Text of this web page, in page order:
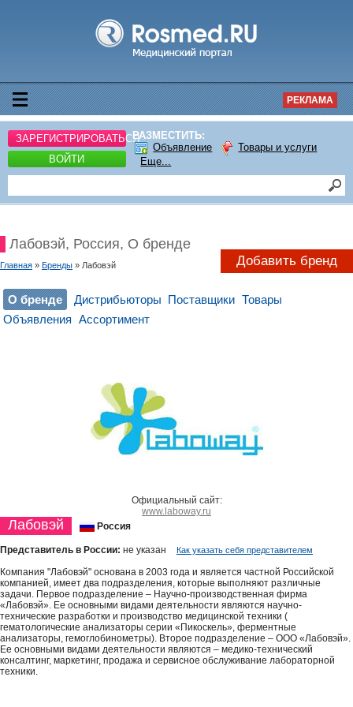
РЕКЛАМА
ЗАРЕГИСТРИРОВАТЬСЯ
ВОЙТИ
РАЗМЕСТИТЬ:
Объявление
Товары и услуги
Еще...
Лабовэй, Россия, О бренде
Главная » Бренды » Лабовэй Добавить бренд
О бренде Дистрибьюторы Поставщики Товары
Объявления Ассортимент
Официальный сайт:
www.laboway.ru
Лабовэй Россия
Представитель в России: не указан Как указать себя представителем
Компания "Лабовэй" основана в 2003 года и является частной Российской
компанией, имеет два подразделения, которые выполняют различные
задачи. Первое подразделение – Научно-производственная фирма
«Лабовэй». Ее основными видами деятельности являются научно-
технические разработки и производство медицинской техники (
гематологические анализаторы серии «Пикоскель», ферментные
анализаторы, гемоглобинометры). Второе подразделение – ООО «Лабовэй».
Ее основными видами деятельности являются – медико-технический
консалтинг, маркетинг, продажа и сервисное обслуживание лабораторной
техники.